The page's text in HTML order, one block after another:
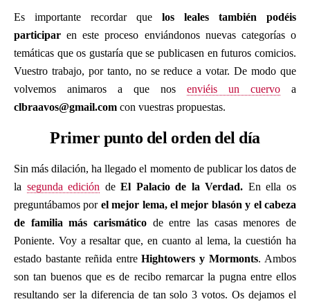
Es importante recordar que los leales también podéis
participar en este proceso enviándonos nuevas categorías o
temáticas que os gustaría que se publicasen en futuros comicios.
Vuestro trabajo, por tanto, no se reduce a votar. De modo que
volvemos animaros a que nos enviéis un cuervo a
clbraavos@gmail.com con vuestras propuestas.
Primer punto del orden del día
Sin más dilación, ha llegado el momento de publicar los datos de
la segunda edición deEl Palacio de la Verdad. En ella os
preguntábamos por el mejor lema, el mejor blasón y el cabeza
de familia más carismático de entre las casas menores de
Poniente. Voy a resaltar que, en cuanto al lema, la cuestión ha
estado bastante reñida entreHightowers y Mormonts. Ambos
son tan buenos que es de recibo remarcar la pugna entre ellos
resultando ser la diferencia de tan solo 3 votos. Os dejamos el